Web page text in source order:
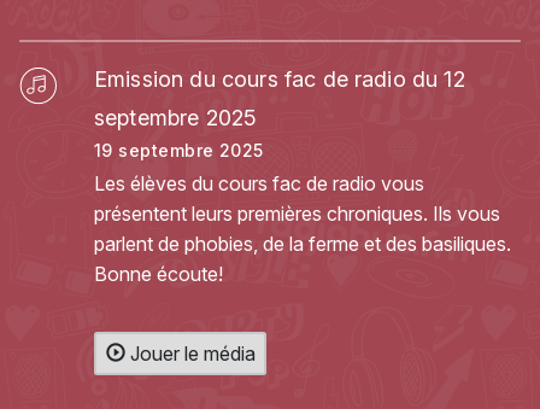
Emission du cours fac de radio du 12
septembre 2025
19 septembre 2025
Les élèves du cours fac de radio vous
présentent leurs premières chroniques. Ils vous
parlent de phobies, de la ferme et des basiliques.
Bonne écoute!
Jouer le média